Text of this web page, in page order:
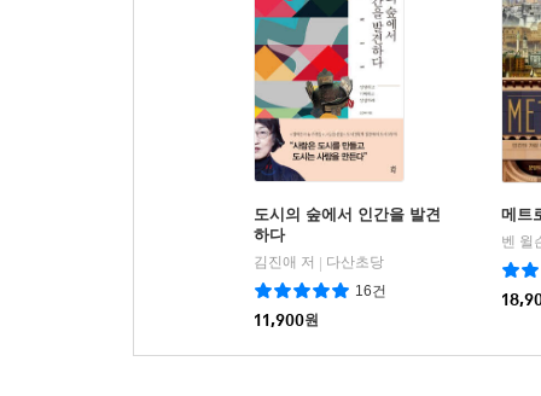
도시의 숲에서 인간을 발견
하다
김진애 저 | 다산초당
16건
11,900원
메트